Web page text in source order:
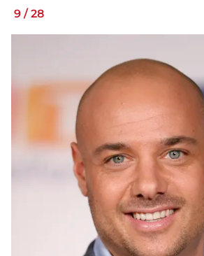
9 /28